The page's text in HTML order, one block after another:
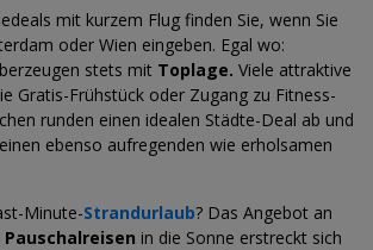
mit kurzem Flug finden Sie, wenn Sie
oder Wien eingeben. Egal wo:
stets mit Toplage. Viele attraktive
Gratis-Frühstück oder Zugang zu Fitness-
runden einen idealen Städte-Deal ab und
ebenso aufregenden wie erholsamen
Minute-Strandurlaub? Das Angebot an
in die Sonne erstreckt sich